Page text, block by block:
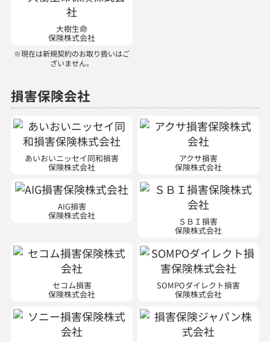
大樹生命
保険株式会社
※現在は新規契約のお取り扱いはご
ざいません。
損害保険会社
あいおいニッセイ同和損害
保険株式会社
アクサ損害
保険株式会社
AIG損害
保険株式会社
ＳＢＩ損害
保険株式会社
セコム損害
保険株式会社
SOMPOダイレクト損害
保険株式会社